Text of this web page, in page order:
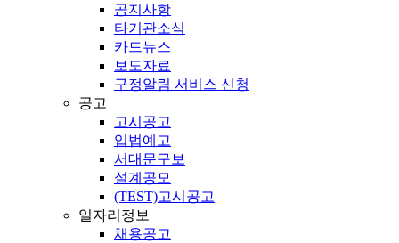
공지사항
타기관소식
카드뉴스
보도자료
구정알림 서비스 신청
공고
고시공고
입법예고
서대문구보
설계공모
(TEST)고시공고
일자리정보
채용공고